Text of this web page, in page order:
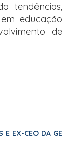
tendências,
educação
de
E EX-CEO DA GE